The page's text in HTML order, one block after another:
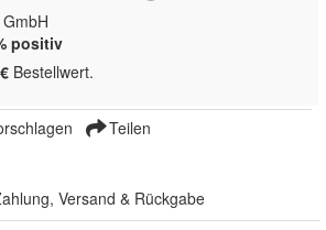
positiv
Bestellwert.
Teilen
Versand & Rückgabe